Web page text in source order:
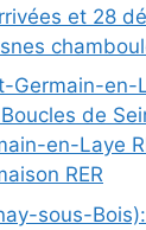
et 28
Germain-en-
de
en-Laye
RER
sous-